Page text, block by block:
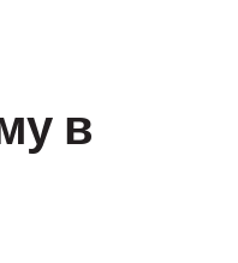
в